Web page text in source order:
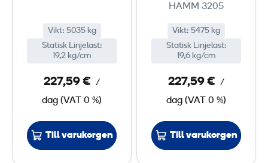
<
5
T
Vikt: 5035 kg
Statisk Linjelast:
19,2 kg/cm
227,59 € /
dag (VAT 0 %)
Till varukorgen
5
t
o
n
HAMM 3205
Vikt: 5475 kg
Statisk Linjelast:
19,6 kg/cm
227,59 € /
dag (VAT 0 %)
Till varukorgen